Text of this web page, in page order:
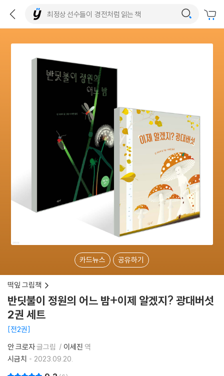
카드뉴스 공유하기
떡잎 그림책
반딧불이 정원의 어느 밤+이제 알겠지? 광대버섯
2권 세트
전2권
안 크로자글그림 이세진 역
시금치
2023.09.20.